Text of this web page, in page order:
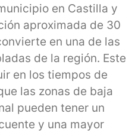
en Castilla y
aproximada de 30
en una de las
de la región. Este
en los tiempos de
las zonas de baja
pueden tener un
y una mayor